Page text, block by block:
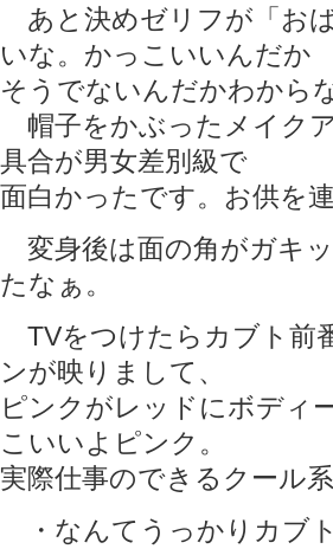
あと決めゼリフが「お
いな。かっこいいんだか
そうでないんだかわから
帽子をかぶったメイク
具合が男女差別級で
面白かったです。お供を
変身後は面の角がガキ
たなぁ。
TVをつけたらカブト前
ンが映りまして、
ピンクがレッドにボディ
こいいよピンク。
実際仕事のできるクール
・なんてうっかりカブ